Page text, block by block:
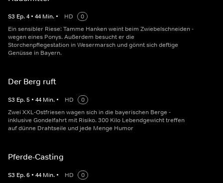
S3 Ep.4 • 44 Min. • HD
0
Ein sensibler Riese: Tamme Hanken weint beim Zwiebelschneiden -
wegen eines Ponys. Außerdem besucht er die
Storchenpflegestation in Wesermarsch und gönnt sich deftige
Genüsse in Bayern.
Der Berg ruft
S3 Ep.5 • 44 Min. • HD
0
Zwei XXL-Ostfriesen wagen sich in die bayerischen Berge -
inklusive Gondelfahrt mit Risiko. 300 Kilo Lebendgewicht treffen
auf dünne Drahtseile und jede Menge Humor
Pferde-Casting
S3 Ep.6 • 44 Min. • HD
0